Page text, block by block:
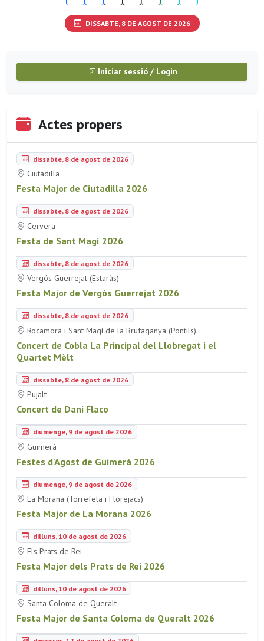
DISSABTE, 8 DE AGOST DE 2026
Iniciar sessió / Login
Actes propers
dissabte, 8 de agost de 2026
Ciutadilla
Festa Major de Ciutadilla 2026
dissabte, 8 de agost de 2026
Cervera
Festa de Sant Magí 2026
dissabte, 8 de agost de 2026
Vergós Guerrejat (Estaràs)
Festa Major de Vergós Guerrejat 2026
dissabte, 8 de agost de 2026
Rocamora i Sant Magí de la Brufaganya (Pontils)
Concert de Cobla La Principal del Llobregat i el
Quartet Mèlt
dissabte, 8 de agost de 2026
Pujalt
Concert de Dani Flaco
diumenge, 9 de agost de 2026
Guimerà
Festes d'Agost de Guimerà 2026
diumenge, 9 de agost de 2026
La Morana (Torrefeta i Florejacs)
Festa Major de La Morana 2026
dilluns, 10 de agost de 2026
Els Prats de Rei
Festa Major dels Prats de Rei 2026
dilluns, 10 de agost de 2026
Santa Coloma de Queralt
Festa Major de Santa Coloma de Queralt 2026